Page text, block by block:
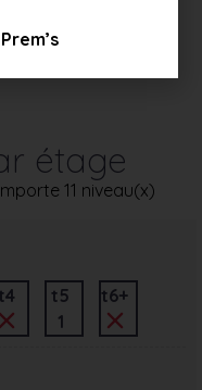
étage
11 niveau(x)
t4
t5
1
t6+